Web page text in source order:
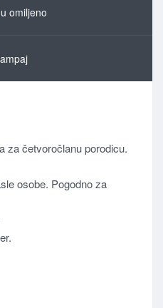
omiljeno
za četvoročlanu porodicu.
osobe. Pogodno za